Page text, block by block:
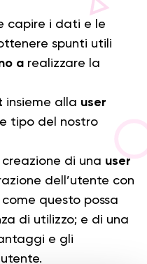
capire i dati e le
spunti utili
a realizzare la
insieme alla user
tipo del nostro
di una user
dell’utente con
questo possa
di utilizzo; e di una
e gli